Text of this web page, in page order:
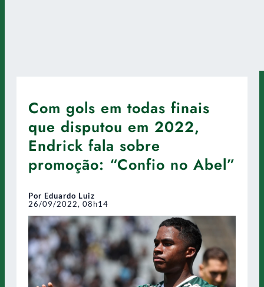
Com gols em todas finais
que disputou em 2022,
Endrick fala sobre
promoção: “Confio no Abel”
Por Eduardo Luiz
26/09/2022, 08h14